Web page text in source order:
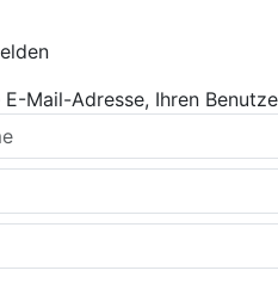
E-Mail-Adresse, Ihren